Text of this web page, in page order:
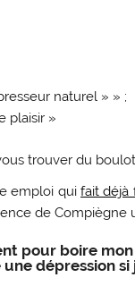
naturel » » ;
plaisir »
trouver du
emploi quifait déjà
de Compiègne
pour boire mon
dépression si